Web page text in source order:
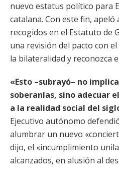
nuevo estatus político para
catalana. Con este fin,
recogidos en el Estatuto de
una revisión del pacto con
la bilateralidad y reconozca
«Esto –subrayó– no
soberanías, sino adecuar
a la realidad social del
Ejecutivo autónomo
alumbrar un nuevo
dijo, el «incumplimiento
alcanzados, en alusión al